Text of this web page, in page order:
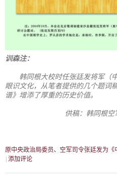
训森注：
韩同根大校时任张廷发将军（
眼识文化，从笔者提供的几个题词
谱》增添了厚重的历史价值。
供稿：韩同根
原中央政治局委员、空军司令张廷发为《
添加评论